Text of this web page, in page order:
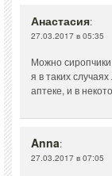
Анастасия:
27.03.2017 в 05:35
Можно
я в таких
аптеке, и в
Anna:
27.03.2017 в 07:05